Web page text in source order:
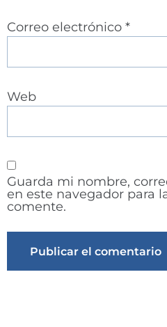
Correo electrónico *
Web
Guarda mi nombre,
en este navegador para
comente.